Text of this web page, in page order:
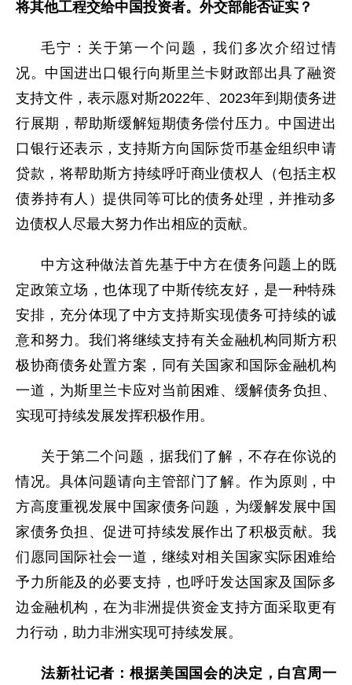
将其他工程交给中国投资者。外交部能否证实？
毛宁：关于第一个问题，我们多次介绍过情
况。中国进出口银行向斯里兰卡财政部出具了融资
支持文件，表示愿对斯2022年、2023年到期债务进
行展期，帮助斯缓解短期债务偿付压力。中国进出
口银行还表示，支持斯方向国际货币基金组织申请
贷款，将帮助斯方持续呼吁商业债权人（包括主权
债券持有人）提供同等可比的债务处理，并推动多
边债权人尽最大努力作出相应的贡献。
中方这种做法首先基于中方在债务问题上的既
定政策立场，也体现了中斯传统友好，是一种特殊
安排，充分体现了中方支持斯实现债务可持续的诚
意和努力。我们将继续支持有关金融机构同斯方积
极协商债务处置方案，同有关国家和国际金融机构
一道，为斯里兰卡应对当前困难、缓解债务负担、
实现可持续发展发挥积极作用。
关于第二个问题，据我们了解，不存在你说的
情况。具体问题请向主管部门了解。作为原则，中
方高度重视发展中国家债务问题，为缓解发展中国
家债务负担、促进可持续发展作出了积极贡献。我
们愿同国际社会一道，继续对相关国家实际困难给
予力所能及的必要支持，也呼吁发达国家及国际多
边金融机构，在为非洲提供资金支持方面采取更有
力行动，助力非洲实现可持续发展。
法新社记者：根据美国国会的决定，白宫周一